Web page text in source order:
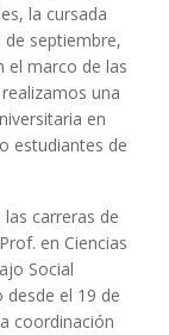
la cursada
de septiembre,
el marco de las
una
en
estudiantes de
las carreras de
en Ciencias
Social
desde el 19 de
coordinación